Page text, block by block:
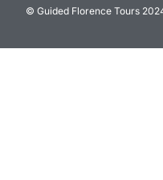
© Guided Florence Tours